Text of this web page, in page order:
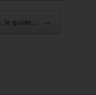
le guide… →